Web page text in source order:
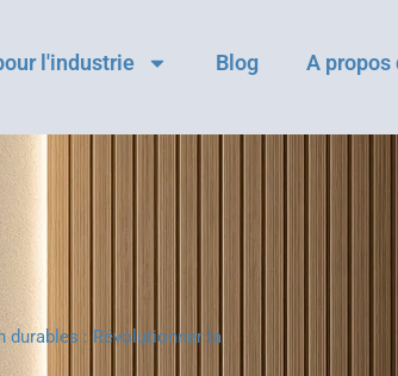
l'industrie Blog A propos
: Révolutionner la